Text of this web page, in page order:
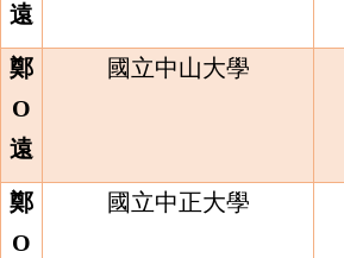
遠
鄭
O
遠
國立中山大學
鄭
O
國立中正大學